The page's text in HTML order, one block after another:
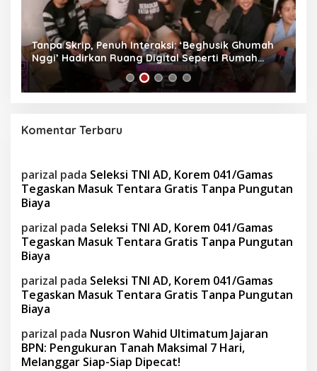
Tanpa Skrip, Penuh Interaksi: ‘Beghusik Ghumah
Nggi’ Hadirkan Ruang Digital Seperti Rumah
Sendiri
Komentar Terbaru
parizal pada Seleksi TNI AD, Korem 041/Gamas
Tegaskan Masuk Tentara Gratis Tanpa Pungutan
Biaya
parizal pada Seleksi TNI AD, Korem 041/Gamas
Tegaskan Masuk Tentara Gratis Tanpa Pungutan
Biaya
parizal pada Seleksi TNI AD, Korem 041/Gamas
Tegaskan Masuk Tentara Gratis Tanpa Pungutan
Biaya
parizal pada Nusron Wahid Ultimatum Jajaran
BPN: Pengukuran Tanah Maksimal 7 Hari,
Melanggar Siap-Siap Dipecat!